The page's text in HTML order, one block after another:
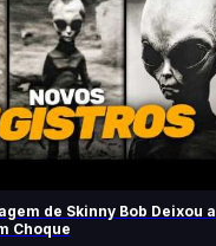
de Skinny Bob Deixou a
Choque